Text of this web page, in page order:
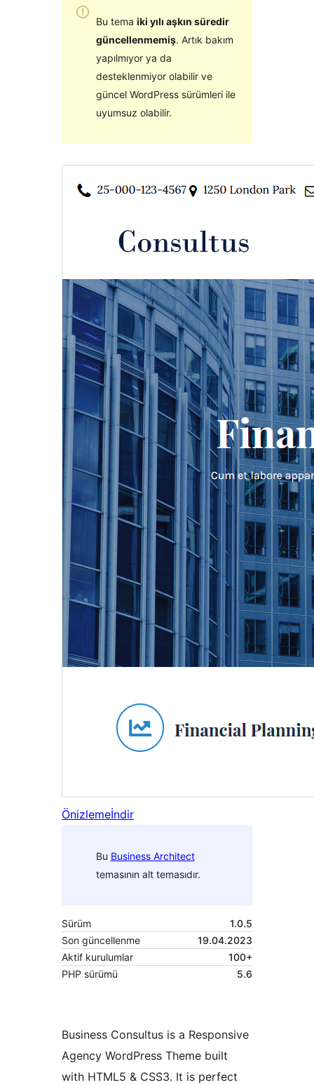
Bu tema iki yılı aşkın süredir
güncellenmemiş. Artık bakım
yapılmıyor ya da
desteklenmiyor olabilir ve
güncel WordPress sürümleri ile
uyumsuz olabilir.
Önizlemeİndir
Bu Business Architect
temasının alt temasıdır.
Sürüm
1.0.5
Son güncellenme
19.04.2023
Aktif kurulumlar
100+
PHP sürümü
5.6
Business Consultus is a Responsive
Agency WordPress Theme built
with HTML5 & CSS3. It is perfect